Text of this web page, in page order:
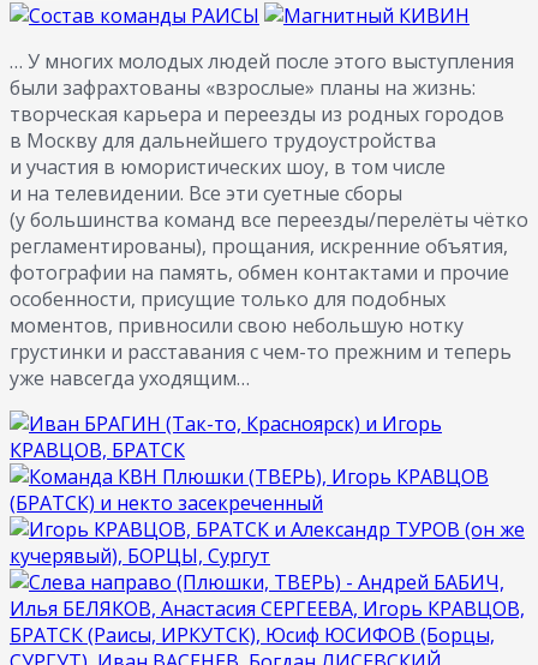
… У многих молодых людей после этого выступления
были зафрахтованы «взрослые» планы на жизнь:
творческая карьера и переезды из родных городов
в Москву для дальнейшего трудоустройства
и участия в юмористических шоу, в том числе
и на телевидении. Все эти суетные сборы
(у большинства команд все переезды/перелёты чётко
регламентированы), прощания, искренние объятия,
фотографии на память, обмен контактами и прочие
особенности, присущие только для подобных
моментов, привносили свою небольшую нотку
грустинки и расставания с чем-то прежним и теперь
уже навсегда уходящим…